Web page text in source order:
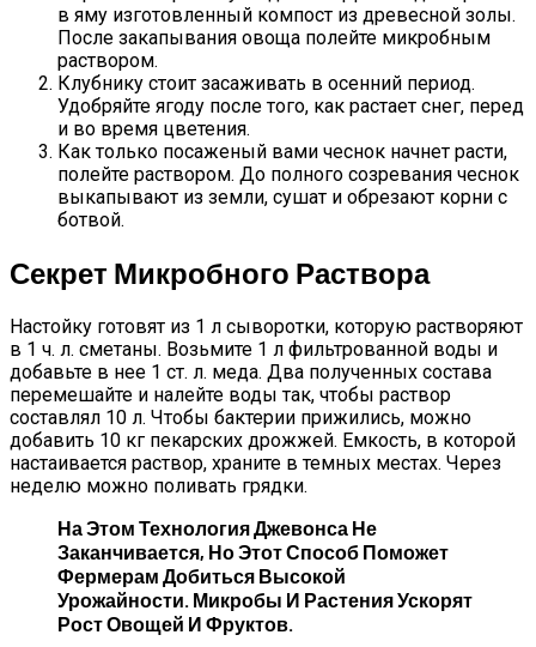
в яму изготовленный компост из древесной золы.
После закапывания овоща полейте микробным
раствором.
Клубнику стоит засаживать в осенний период.
Удобряйте ягоду после того, как растает снег, перед
и во время цветения.
Как только посаженый вами чеснок начнет расти,
полейте раствором. До полного созревания чеснок
выкапывают из земли, сушат и обрезают корни с
ботвой.
Секрет Микробного Раствора
Настойку готовят из 1 л сыворотки, которую растворяют
в 1 ч. л. сметаны. Возьмите 1 л фильтрованной воды и
добавьте в нее 1 ст. л. меда. Два полученных состава
перемешайте и налейте воды так, чтобы раствор
составлял 10 л. Чтобы бактерии прижились, можно
добавить 10 кг пекарских дрожжей. Емкость, в которой
настаивается раствор, храните в темных местах. Через
неделю можно поливать грядки.
На Этом Технология Джевонса Не
Заканчивается, Но Этот Способ Поможет
Фермерам Добиться Высокой
Урожайности. Микробы И Растения Ускорят
Рост Овощей И Фруктов.